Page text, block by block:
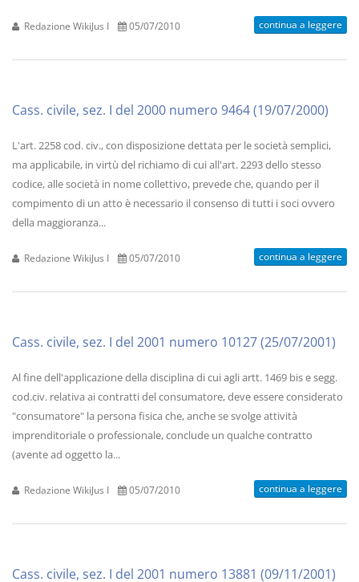
Redazione WikiJus I 05/07/2010 continua a leggere
Cass. civile, sez. I del 2000 numero 9464 (19/07/2000)
L'art. 2258 cod. civ., con disposizione dettata per le società semplici,
ma applicabile, in virtù del richiamo di cui all'art. 2293 dello stesso
codice, alle società in nome collettivo, prevede che, quando per il
compimento di un atto è necessario il consenso di tutti i soci ovvero
della maggioranza...
Redazione WikiJus I 05/07/2010 continua a leggere
Cass. civile, sez. I del 2001 numero 10127 (25/07/2001)
Al fine dell'applicazione della disciplina di cui agli artt. 1469 bis e segg.
cod.civ. relativa ai contratti del consumatore, deve essere considerato
"consumatore" la persona fisica che, anche se svolge attività
imprenditoriale o professionale, conclude un qualche contratto
(avente ad oggetto la...
Redazione WikiJus I 05/07/2010 continua a leggere
Cass. civile, sez. I del 2001 numero 13881 (09/11/2001)